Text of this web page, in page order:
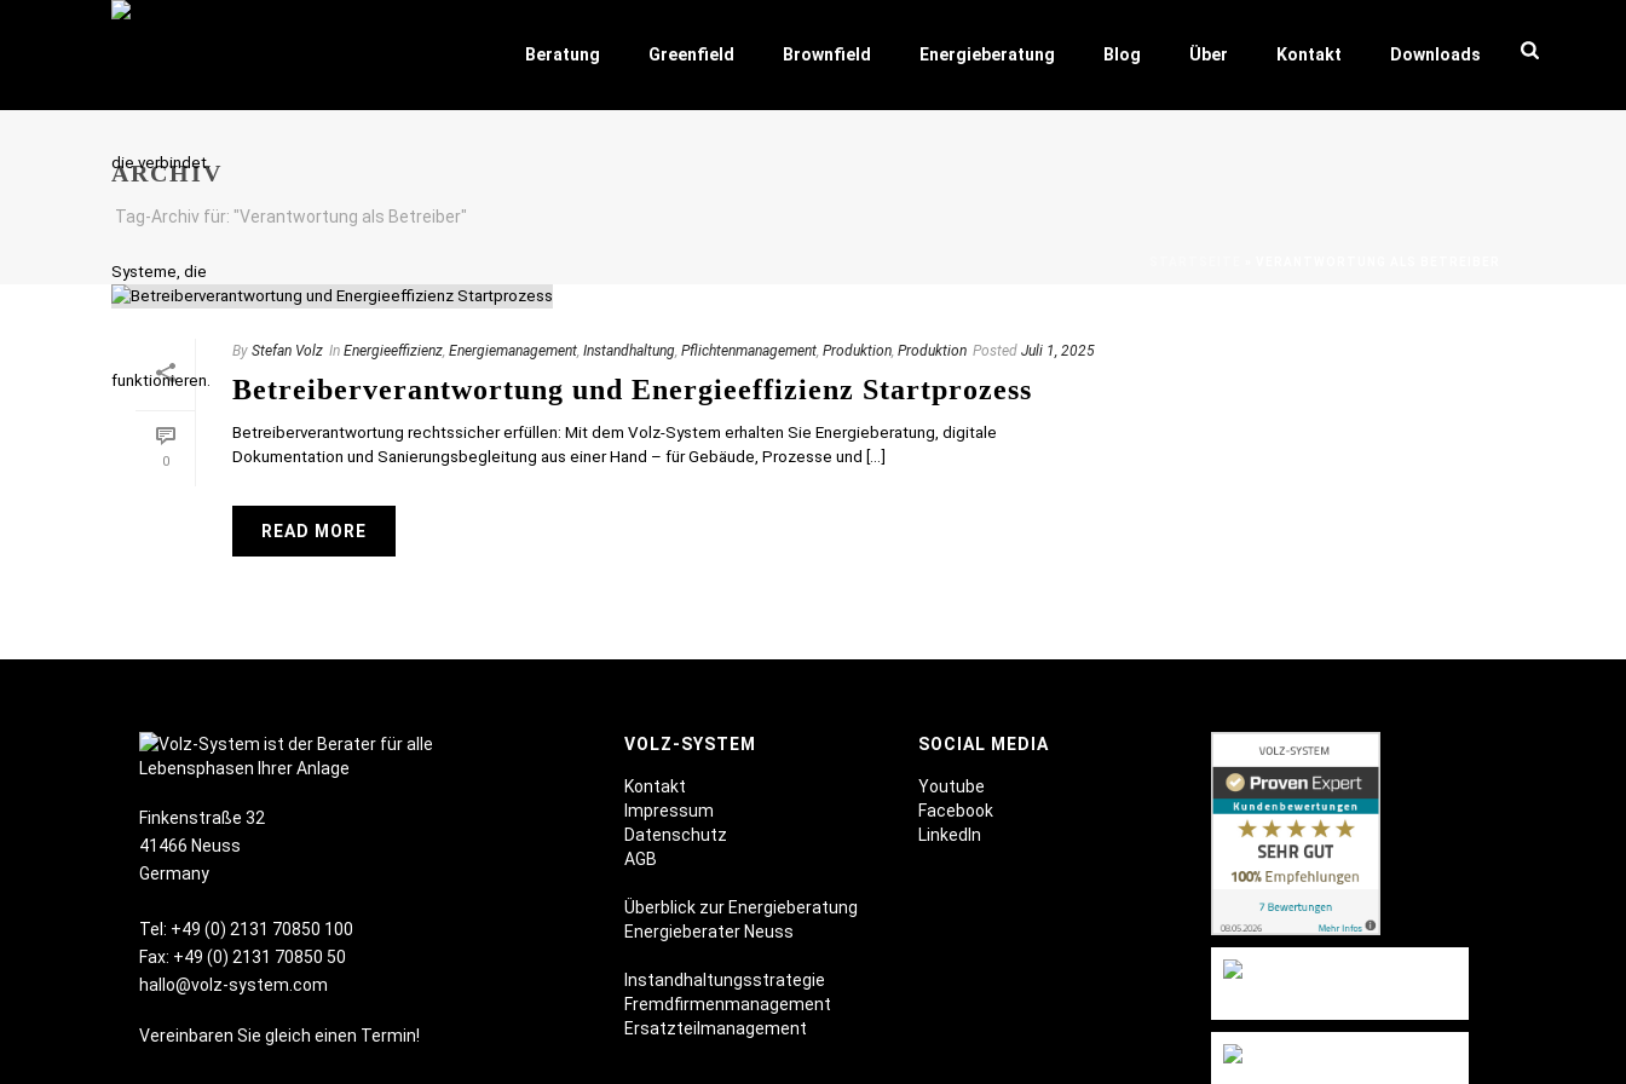
Beratung Greenfield Brownfield Energieberatung Blog Über Kontakt Downloads
ARCHIV
Tag-Archiv für: "Verantwortung als Betreiber"
0
By Stefan Volz In Energieeffizienz, Energiemanagement, Instandhaltung, Pflichtenmanagement, Produktion, Produktion Posted Juli 1, 2025
Betreiberverantwortung und Energieeffizienz Startprozess
Betreiberverantwortung rechtssicher erfüllen: Mit dem Volz-System erhalten Sie Energieberatung, digitale
Dokumentation und Sanierungsbegleitung aus einer Hand – für Gebäude, Prozesse und [...]
READ MORE
Finkenstraße 32
41466 Neuss
Germany
Tel: +49 (0) 2131 70850 100
Fax: +49 (0) 2131 70850 50
hallo@volz-system.com
Vereinbaren Sie gleich einen Termin!
VOLZ-SYSTEM
Kontakt
Impressum
Datenschutz
AGB
Überblick zur Energieberatung
Energieberater Neuss
Instandhaltungsstrategie
Fremdfirmenmanagement
Ersatzteilmanagement
SOCIAL MEDIA
Youtube
Facebook
LinkedIn